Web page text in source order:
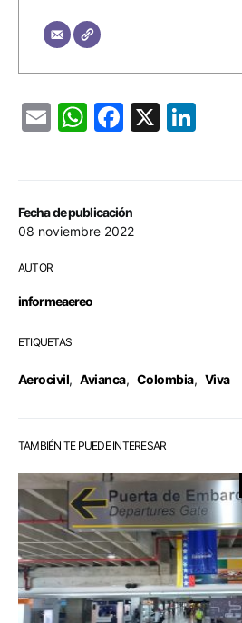
Fecha de publicación
08 noviembre 2022
AUTOR
informeaereo
ETIQUETAS
Aerocivil, Avianca, Colombia, Viva
EmailWhatsApp
Facebook
X
TAMBIÉN TE PUEDE INTERESAR